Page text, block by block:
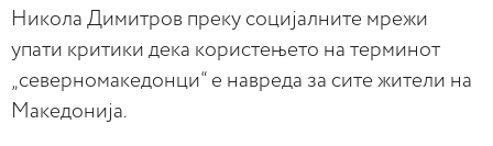
Никола Димитров преку социјалните мрежи
упати критики дека користењето на терминот
„северномакедонци“ е навреда за сите жители на
Македонија.